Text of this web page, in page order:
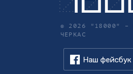
© 2026 "18000" –
ЧЕРКАС
Наш фейсбук